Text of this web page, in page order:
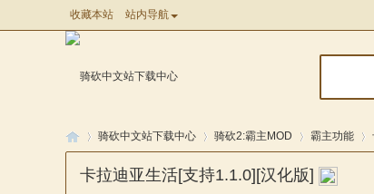
收藏本站 站内导航
骑砍中文站下载中心 骑砍2:霸主MOD 霸主功能
卡拉迪亚生活[支持1.1.0][汉化版]